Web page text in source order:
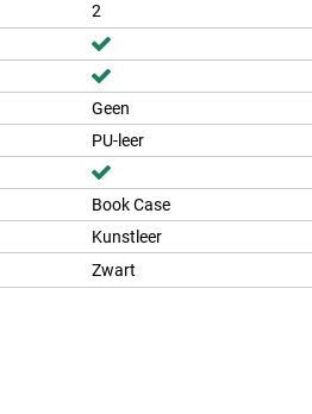
2
Geen
PU-leer
Book Case
Kunstleer
Zwart